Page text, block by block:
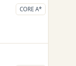
CORE A*